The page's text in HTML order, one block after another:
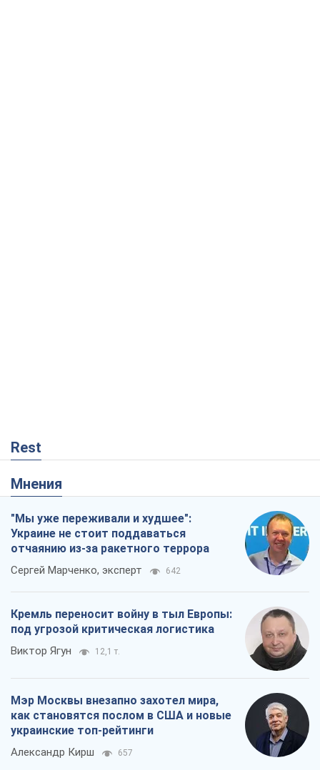
Rest
Мнения
"Мы уже переживали и худшее":
Украине не стоит поддаваться
отчаянию из-за ракетного террора
Сергей Марченко, эксперт 642
Кремль переносит войну в тыл Европы:
под угрозой критическая логистика
Виктор Ягун 12,1 т.
Мэр Москвы внезапно захотел мира,
как становятся послом в США и новые
украинские топ-рейтинги
Александр Кирш 657